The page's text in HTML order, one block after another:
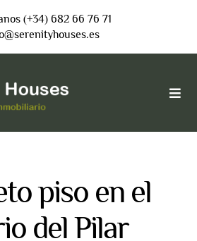
(+34) 682 66 76 71
VENDER
piso en el
del Pilar